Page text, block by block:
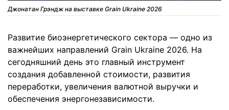
Джонатан Грэндж на выставке Grain Ukraine 2026
Развитие биоэнергетического сектора — одно из
важнейших направлений Grain Ukraine 2026. На
сегодняшний день это главный инструмент
создания добавленной стоимости, развития
переработки, увеличения валютной выручки и
обеспечения энергонезависимости.